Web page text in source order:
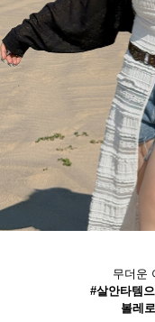
무더운
#살안타템
볼레